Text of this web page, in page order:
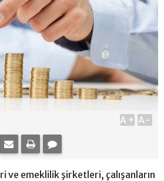
A+ A-
ve emeklilik şirketleri, çalışanların